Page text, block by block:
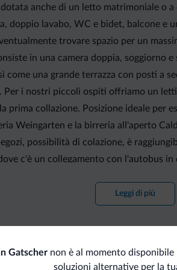
anche di un letto matrimoniale o
doppio lavabo, WC e bidet, balcone e
trovare spazio per un
in una camera doppia, soggiorno
come una grande terrazza con posti a
i nostri piccoli ospiti offriamo un
prima collazione. Posizione ideale per
Weingarten e la birreria all'aperto
possibilità di colazione, è
c'è un collegamento con l'autobus
Dato che Bolzano si trova a 11 km di
facilmente raggiungibile anche
Leggi di più
Gatscher non è al momento
soluzioni alternative per la